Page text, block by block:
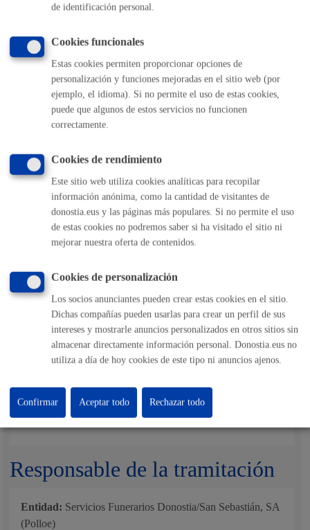
Cantidad a abonar
Ordenanza Municipal por la prestación patrimonial de
caracter publico no tributario por los servicios de
cementerios municipales.
Anexo a regir desde el 23 de junio de 2020
Plazo de resolución y sentido
del silencio
Sentido del silencio:
Negativo
Pasos del procedimiento
Registro de solicitud de presupuesto.
Realización del trabajo.
Entrega y pago de factura
Responsable de la tramitación
Entidad: Servicios Funerarios Donostia/San Sebastián, SA
(Polloe)
de identificación personal.
Cookies funcionales
Estas cookies permiten proporcionar opciones de
personalización y funciones mejoradas en el sitio web (por
ejemplo, el idioma). Si no permite el uso de estas cookies,
puede que algunos de estos servicios no funcionen
correctamente.
Cookies de rendimiento
Este sitio web utiliza cookies analíticas para recopilar
información anónima, como la cantidad de visitantes de
donostia.eus y las páginas más populares. Si no permite el uso
de estas cookies no podremos saber si ha visitado el sitio ni
mejorar nuestra oferta de contenidos.
Cookies de personalización
Los socios anunciantes pueden crear estas cookies en el sitio.
Dichas compañías pueden usarlas para crear un perfil de sus
intereses y mostrarle anuncios personalizados en otros sitios sin
almacenar directamente información personal. Donostia.eus no
utiliza a día de hoy cookies de este tipo ni anuncios ajenos.
Rechazar todo
Confirmar Aceptar todo